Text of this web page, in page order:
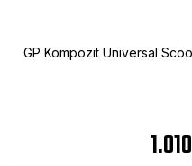
GP Kompozit Universal